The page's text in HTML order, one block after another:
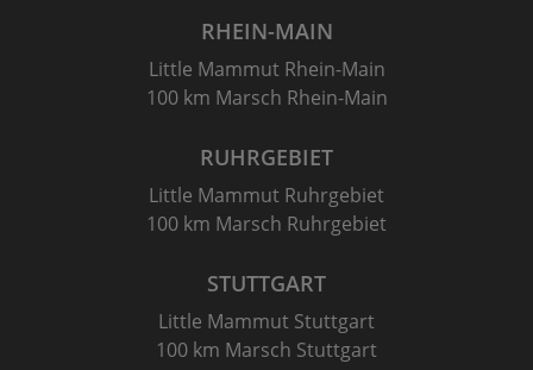
RHEIN-MAIN
Little Mammut Rhein-Main
100 km Marsch Rhein-Main
RUHRGEBIET
Little Mammut Ruhrgebiet
100 km Marsch Ruhrgebiet
STUTTGART
Little Mammut Stuttgart
100 km Marsch Stuttgart